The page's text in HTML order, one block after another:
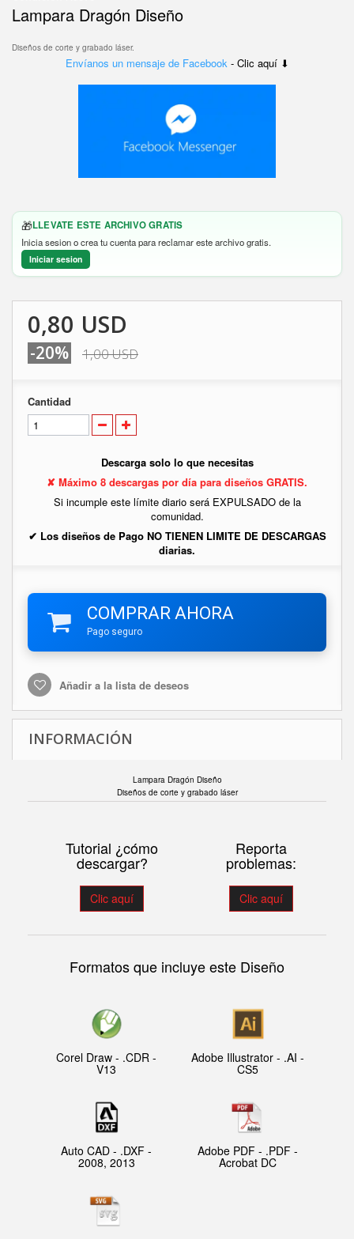
Lampara Dragón Diseño
Diseños de corte y grabado láser.
Envíanos un mensaje de Facebook - Clic aquí ⬇
🎁LLEVATE ESTE ARCHIVO GRATIS
Inicia sesion o crea tu cuenta para reclamar este archivo gratis.
Iniciar sesion
0,80 USD
-20% 1,00 USD
Cantidad
Descarga solo lo que necesitas
✘ Máximo 8 descargas por día para diseños GRATIS.
Si incumple este límite diario será EXPULSADO de la
comunidad.
✔ Los diseños de Pago NO TIENEN LIMITE DE DESCARGAS
diarias.
COMPRAR AHORA
Pago seguro
Añadir a la lista de deseos
INFORMACIÓN
Lampara Dragón Diseño
Diseños de corte y grabado láser
Tutorial ¿cómo
descargar?
Clic aquí
Reporta
problemas:
Clic aquí
Formatos que incluye este Diseño
Corel Draw - .CDR -
V13
Adobe Illustrator - .AI -
CS5
Auto CAD - .DXF -
2008, 2013
Adobe PDF - .PDF -
Acrobat DC